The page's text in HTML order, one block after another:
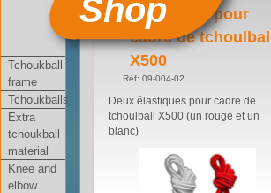
Shop
Tchoukball
frame
Tchoukballs
Extra
tchoukball
material
Knee and
elbow
Elastiques pour
cadre de tchoulball
X500
Réf: 09-004-02
Deux élastiques pour cadre de
tchoulball X500 (un rouge et un
blanc)